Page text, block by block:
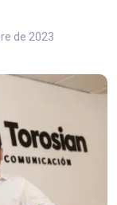
de 2023